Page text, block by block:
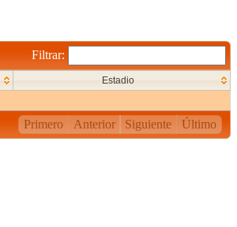
Filtrar:
Estadio
Primero Anterior Siguiente Último